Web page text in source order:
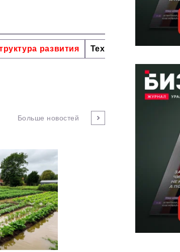
развития Технологии и тренды
Больше новостей